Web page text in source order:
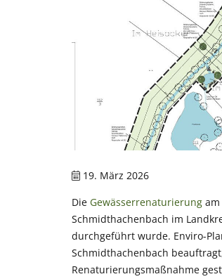
19. März 2026
Die Gewässerrenaturierung
Schmidthachenbach im
durchgeführt wurde. Enviro-
Schmidthachenbach
Renaturierungsmaßnahme